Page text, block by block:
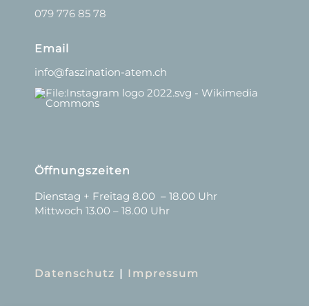
079 776 85 78
Email
info@faszination-atem.ch
Öffnungszeiten
Dienstag + Freitag 8.00 – 18.00 Uhr
Mittwoch 13.00 – 18.00 Uhr
Datenschutz | Impressum